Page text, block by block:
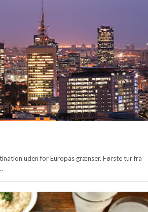
uden for Europas grænser. Første tur fra